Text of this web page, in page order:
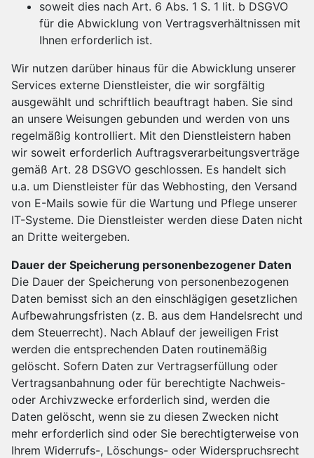
soweit dies nach Art. 6 Abs. 1 S. 1 lit. b DSGVO
für die Abwicklung von Vertragsverhältnissen mit
Ihnen erforderlich ist.
Wir nutzen darüber hinaus für die Abwicklung unserer
Services externe Dienstleister, die wir sorgfältig
ausgewählt und schriftlich beauftragt haben. Sie sind
an unsere Weisungen gebunden und werden von uns
regelmäßig kontrolliert. Mit den Dienstleistern haben
wir soweit erforderlich Auftragsverarbeitungsverträge
gemäß Art. 28 DSGVO geschlossen. Es handelt sich
u.a. um Dienstleister für das Webhosting, den Versand
von E-Mails sowie für die Wartung und Pflege unserer
IT-Systeme. Die Dienstleister werden diese Daten nicht
an Dritte weitergeben.
Dauer der Speicherung personenbezogener Daten
Die Dauer der Speicherung von personenbezogenen
Daten bemisst sich an den einschlägigen gesetzlichen
Aufbewahrungsfristen (z. B. aus dem Handelsrecht und
dem Steuerrecht). Nach Ablauf der jeweiligen Frist
werden die entsprechenden Daten routinemäßig
gelöscht. Sofern Daten zur Vertragserfüllung oder
Vertragsanbahnung oder für berechtigte Nachweis-
oder Archivzwecke erforderlich sind, werden die
Daten gelöscht, wenn sie zu diesen Zwecken nicht
mehr erforderlich sind oder Sie berechtigterweise von
Ihrem Widerrufs-, Löschungs- oder Widerspruchsrecht